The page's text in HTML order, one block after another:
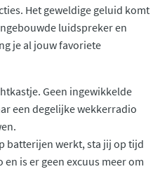
Het geweldige geluid komt
luidspreker en
je al jouw favoriete
Geen ingewikkelde
een degelijke wekkerradio
batterijen werkt, sta jij op tijd
is er geen excuus meer om